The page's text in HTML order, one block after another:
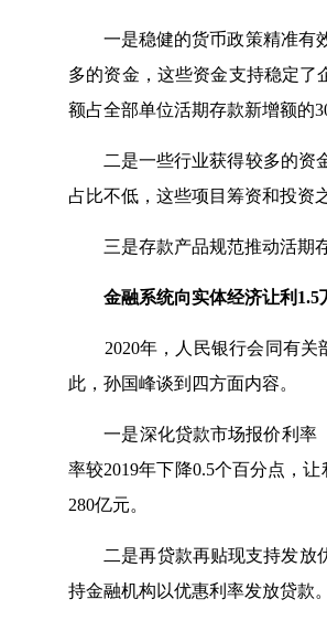
一是稳健的货币政策精准有效
多的资金，这些资金支持稳定了
额占全部单位活期存款新增额的
二是一些行业获得较多的资金
占比不低，这些项目筹资和投资
三是存款产品规范推动活期存
金融系统向实体经济让利1.5
2020年，人民银行会同有关
此，孙国峰谈到四方面内容。
一是深化贷款市场报价利率（
率较2019年下降0.5个百分点，
280亿元。
二是再贷款再贴现支持发放优
持金融机构以优惠利率发放贷款。